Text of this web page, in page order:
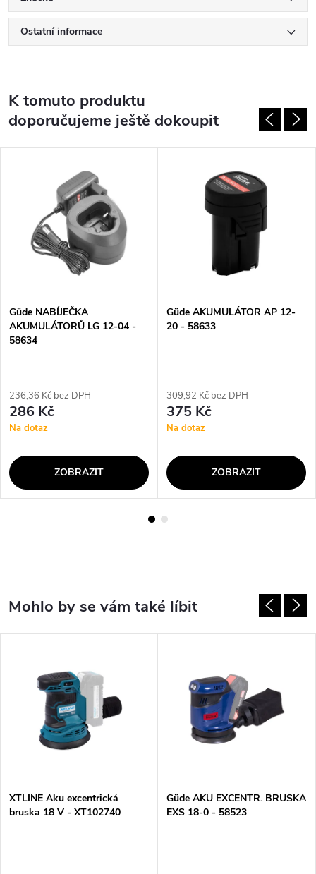
Ostatní informace
K tomuto produktu
doporučujeme ještě dokoupit
Güde NABÍJEČKA
AKUMULÁTORŮ LG 12-04 -
58634
236,36 Kč bez DPH
286 Kč
Na dotaz
ZOBRAZIT
Güde AKUMULÁTOR AP 12-
20 - 58633
309,92 Kč bez DPH
375 Kč
Na dotaz
ZOBRAZIT
XTLINE Aku excentrická
bruska 18 V - XT102740
Güde AKU EXCENTR. BRUSKA
EXS 18-0 - 58523